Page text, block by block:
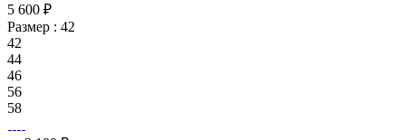
5 600 ₽
Размер : 42
42
44
46
56
58